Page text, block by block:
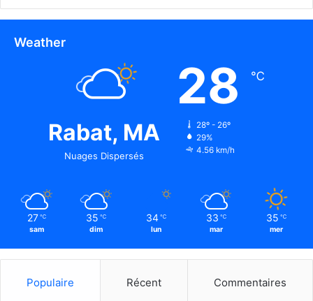
Weather
Rabat, MA
Nuages Dispersés
28 ℃
28º - 26º
29%
4.56 km/h
27 ℃
sam
35 ℃
dim
34 ℃
lun
33 ℃
mar
35 ℃
mer
Populaire Récent Commentaires